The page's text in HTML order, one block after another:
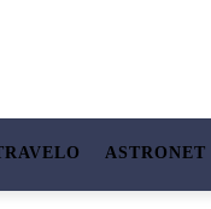
ASTRONET